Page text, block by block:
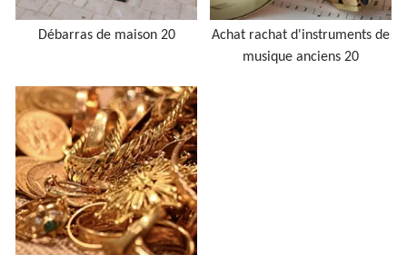
Débarras de maison 20
Achat rachat d'instruments de
musique anciens 20